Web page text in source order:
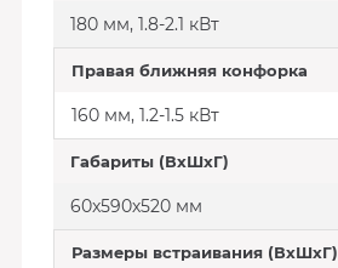
180 мм, 1.8-2.1 кВт
Правая ближняя конфорка
160 мм, 1.2-1.5 кВт
Габариты (ВхШхГ)
60x590х520 мм
Размеры встраивания (ВхШхГ)